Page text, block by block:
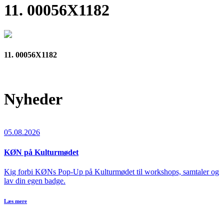
11. 00056X1182
11. 00056X1182
Nyheder
05.08.2026
KØN på Kulturmødet
Kig forbi KØNs Pop-Up på Kulturmødet til workshops, samtaler og
lav din egen badge.
Læs mere